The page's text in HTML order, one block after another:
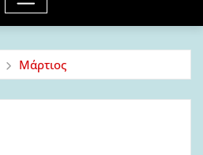
Μάρτιος